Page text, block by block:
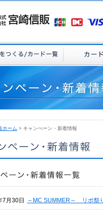
ホーム > キャンぺーン・新着情報
7月30日 ～MC SUMMER～ リボ祭